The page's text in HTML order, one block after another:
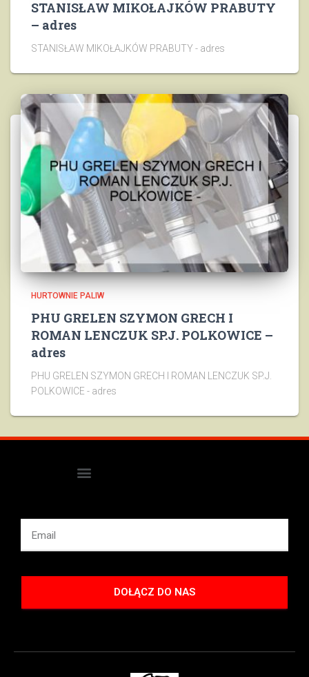
STANISŁAW MIKOŁAJKÓW PRABUTY
– adres
STANISŁAW MIKOŁAJKÓW PRABUTY - adres
HURTOWNIE PALIW
PHU GRELEN SZYMON GRECH I
ROMAN LENCZUK SP.J. POLKOWICE –
adres
PHU GRELEN SZYMON GRECH I ROMAN LENCZUK SP.J.
POLKOWICE - adres
DOŁĄCZ DO NAS